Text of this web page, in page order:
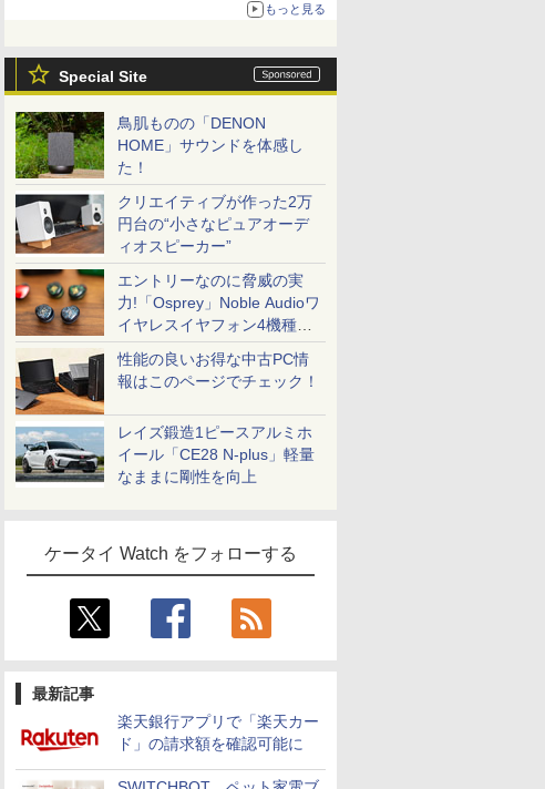
もっと見る
Special Site
鳥肌ものの「DENON
HOME」サウンドを体感し
た！
クリエイティブが作った2万
円台の“小さなピュアオーデ
ィオスピーカー”
エントリーなのに脅威の実
力!「Osprey」Noble Audioワ
イヤレスイヤフォン4機種を
一気に聴く
性能の良いお得な中古PC情
報はこのページでチェック！
レイズ鍛造1ピースアルミホ
イール「CE28 N-plus」軽量
なままに剛性を向上
ケータイ Watch をフォローする
最新記事
楽天銀行アプリで「楽天カー
ド」の請求額を確認可能に